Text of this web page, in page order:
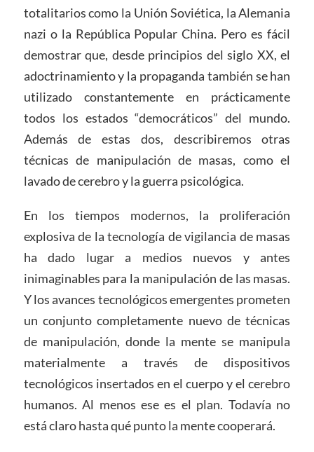
totalitarios como la Unión Soviética, la Alemania
nazi o la República Popular China. Pero es fácil
demostrar que, desde principios del siglo XX, el
adoctrinamiento y la propaganda también se han
utilizado constantemente en prácticamente
todos los estados “democráticos” del mundo.
Además de estas dos, describiremos otras
técnicas de manipulación de masas, como el
lavado de cerebro y la guerra psicológica.
En los tiempos modernos, la proliferación
explosiva de la tecnología de vigilancia de masas
ha dado lugar a medios nuevos y antes
inimaginables para la manipulación de las masas.
Y los avances tecnológicos emergentes prometen
un conjunto completamente nuevo de técnicas
de manipulación, donde la mente se manipula
materialmente a través de dispositivos
tecnológicos insertados en el cuerpo y el cerebro
humanos. Al menos ese es el plan. Todavía no
está claro hasta qué punto la mente cooperará.